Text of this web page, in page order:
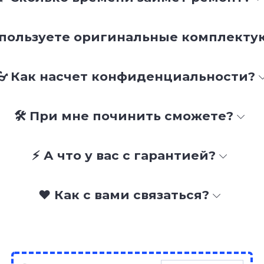
оригинальные
Как насчет конфиденциальности?
🛠 При мне починить сможете?
⚡ А что у вас с гарантией?
❤️ Как с вами связаться?